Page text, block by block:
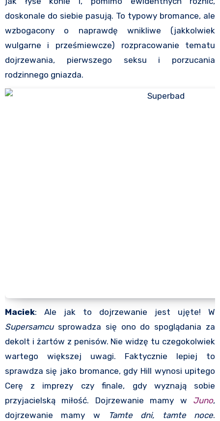
doskonale do siebie pasują. To typowy bromance, ale
wzbogacony o naprawdę wnikliwe (jakkolwiek
wulgarne i prześmiewcze) rozpracowanie tematu
dojrzewania, pierwszego seksu i porzucania
rodzinnego gniazda.
Maciek: Ale jak to dojrzewanie jest ujęte! W
Supersamcusprowadza się ono do spoglądania za
dekolt i żartów z penisów. Nie widzę tu czegokolwiek
wartego większej uwagi. Faktycznie lepiej to
sprawdza się jako bromance, gdy Hill wynosi upitego
Cerę z imprezy czy finale, gdy wyznają sobie
przyjacielską miłość. Dojrzewanie mamy w Juno,
dojrzewanie mamy w
Tamte dni, tamte noce.